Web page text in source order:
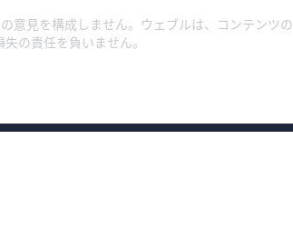
意見を構成しません。ウェブルは、コンテンツの
の責任を負いません。